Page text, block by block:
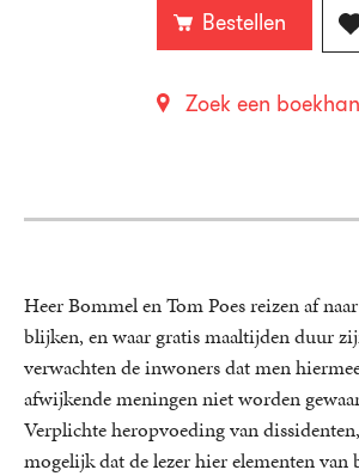
Bestellen
Zoek een
Heer Bommel en Tom Poes reizen af
blijken, en waar gratis maaltijden duur
verwachten de inwoners dat men
afwijkende meningen niet worden
Verplichte heropvoeding van
mogelijk dat de lezer hier elementen van